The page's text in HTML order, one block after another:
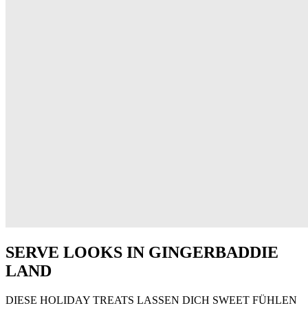
SERVE LOOKS IN GINGERBADDIE
LAND
DIESE HOLIDAY TREATS LASSEN DICH SWEET FÜHLEN